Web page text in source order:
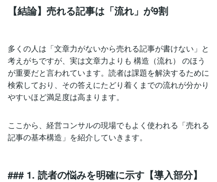
【結論】売れる記事は「流れ」が9割
多くの人は「文章力がないから売れる記事が書けない」と
考えがちですが、実は文章力よりも 構造（流れ） のほう
が重要だと言われています。読者は課題を解決するために
検索しており、その答えにたどり着くまでの流れが分かり
やすいほど満足度は高まります。
ここから、経営コンサルの現場でもよく使われる「売れる
記事の基本構造」を紹介していきます。
### 1. 読者の悩みを明確に示す【導入部分】